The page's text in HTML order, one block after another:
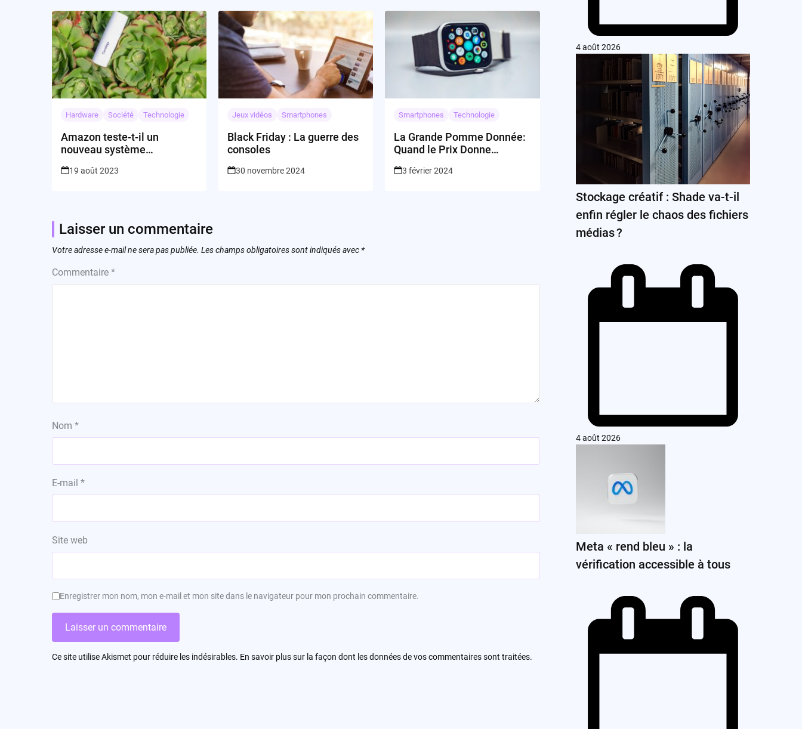
Hardware Société Technologie
Amazon teste-t-il un
nouveau système
19 août 2023
Jeux vidéos Smartphones
Black Friday : La guerre des
consoles
30 novembre 2024
Smartphones Technologie
La Grande Pomme Donnée:
Quand le Prix Donne
3 février 2024
Laisser un commentaire
Votre adresse e-mail ne sera pas publiée. Les champs obligatoires sont indiqués avec *
Commentaire *
Nom *
E-mail *
Site web
Enregistrer mon nom, mon e-mail et mon site dans le navigateur pour mon prochain commentaire.
Ce site utilise Akismet pour réduire les indésirables. En savoir plus sur la façon dont les données de vos commentaires sont traitées.
4 août 2026
Stockage créatif : Shade va-t-il
enfin régler le chaos des fichiers
médias ?
4 août 2026
Meta « rend bleu » : la
vérification accessible à tous